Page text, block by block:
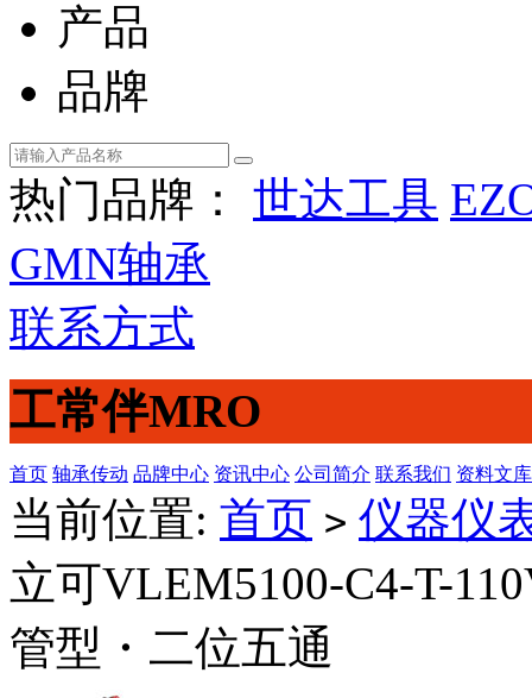
产品
品牌
热门品牌： 世达工具
GMN轴承
联系方式
工常伴MRO
首页 轴承传动 品牌中心 资讯中心 公司简介 联系我们 资料文库
当前位置: 首页 > 仪器仪
立可VLEM5100-C4-T-
管型・二位五通